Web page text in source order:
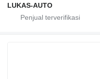
LUKAS-AUTO